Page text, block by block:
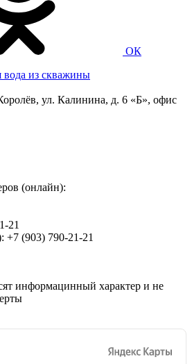
ОК
ул. Калинина, д. 6 «Б», офис
(онлайн):
21
(903) 790-21-21
информацинный характер и не